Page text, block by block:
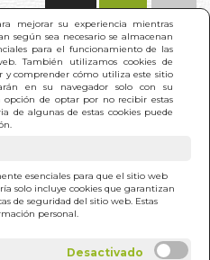
mejorar su experiencia mientras
según sea necesario se almacenan
para el funcionamiento de las
También utilizamos cookies de
y comprender cómo utiliza este sitio
en su navegador solo con su
de optar por no recibir estas
de algunas de estas cookies puede
esenciales para que el sitio web
solo incluye cookies que garantizan
de seguridad del sitio web. Estas
personal.
DE LA LUNA